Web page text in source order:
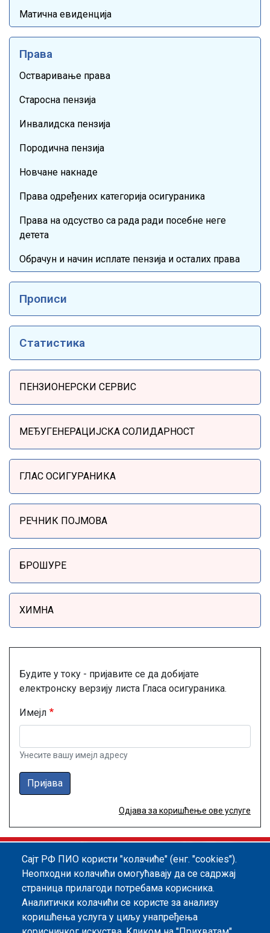
Матична евиденција
Права
Остваривање права
Старосна пензија
Инвалидска пензија
Породична пензија
Новчане накнаде
Права одређених категорија осигураника
Права на одсуство са рада ради посебне неге
детета
Обрачун и начин исплате пензија и осталих права
Прописи
Статистика
ПЕНЗИОНЕРСКИ СЕРВИС
МЕЂУГЕНЕРАЦИЈСКА СОЛИДАРНОСТ
ГЛАС ОСИГУРАНИКА
РЕЧНИК ПОЈМОВА
БРОШУРЕ
ХИМНА
Будите у току - пријавите се да добијате
електронску верзију листа Гласа осигураника.
Имејл
Унесите вашу имејл адресу
Пријава
Одјава за коришћење ове услуге
Footer menu
Информатор
Заштита података о личности
Информације од јавног значаја
Политика квалитета
Сајт РФ ПИО користи "колачиће" (енг. "cookies").
Неопходни колачићи омогућавају да се садржај
страница прилагоди потребама корисника.
Аналитички колачићи се користе за анализу
коришћења услуга у циљу унапређења